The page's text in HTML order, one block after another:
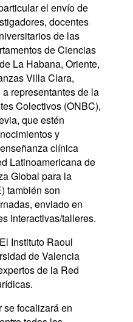
el envío de
docentes
de las
de Ciencias
La Habana, Oriente,
Villa Clara,
representantes de la
Colectivos (ONBC),
que estén
y
clínica
Latinoamericana de
Global para la
también son
enviado en
interactivas/talleres.
Instituto Raoul
de Valencia
de la Red
se focalizará en